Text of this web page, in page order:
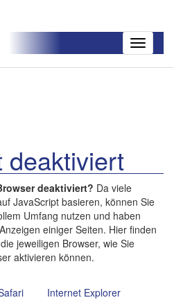
Toggle
deaktiviert
deaktiviert? Da viele
JavaScript basieren, können Sie
Umfang nutzen und haben
einiger Seiten. Hier finden
jeweiligen Browser, wie Sie
aktivieren können.
Internet Explorer